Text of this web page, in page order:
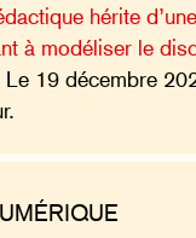
hérite
à modéliser le
| Le 19 décembre